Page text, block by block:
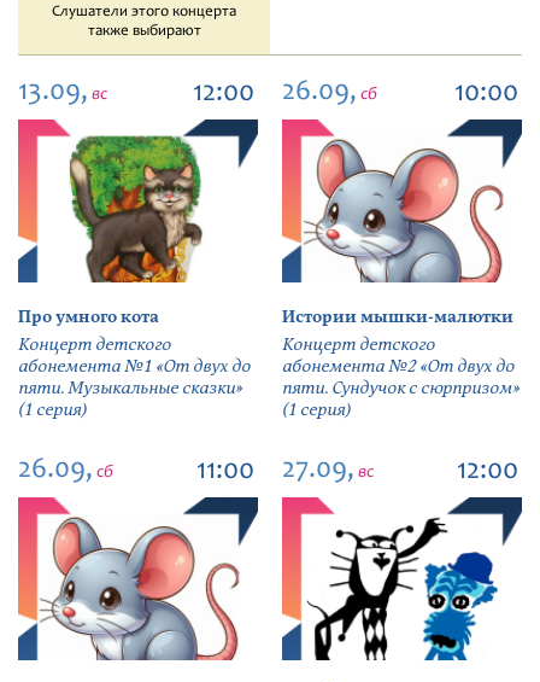
Слушатели этого концерта
также выбирают
13.09, вс 12:00
Про умного кота
Концерт детского
абонемента №1 «От двух до
пяти. Музыкальные сказки»
(1 серия)
26.09, сб 10:00
Истории мышки-малютки
Концерт детского
абонемента №2 «От двух до
пяти. Сундучок с сюрпризом»
(1 серия)
26.09, сб 11:00 27.09, вс 12:00